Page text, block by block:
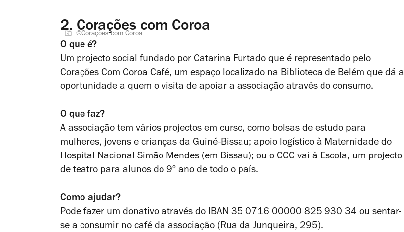
2. Corações com Coroa
©Corações com Coroa
O que é?
Um projecto social fundado por Catarina Furtado que é representado pelo
Corações Com Coroa Café, um espaço localizado na Biblioteca de Belém que dá a
oportunidade a quem o visita de apoiar a associação através do consumo.
O que faz?
A associação tem vários projectos em curso, como bolsas de estudo para
mulheres, jovens e crianças da Guiné-Bissau; apoio logístico à Maternidade do
Hospital Nacional Simão Mendes (em Bissau); ou o CCC vai à Escola, um projecto
de teatro para alunos do 9º ano de todo o país.
Como ajudar?
Pode fazer um donativo através do IBAN 35 0716 00000 825 930 34 ou sentar-
se a consumir no café da associação (Rua da Junqueira, 295).